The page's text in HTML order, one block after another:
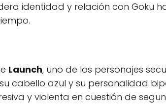
identidad y relación con Goku
Launch, uno de los personajes
cabello azul y su personalidad
y violenta en cuestión de